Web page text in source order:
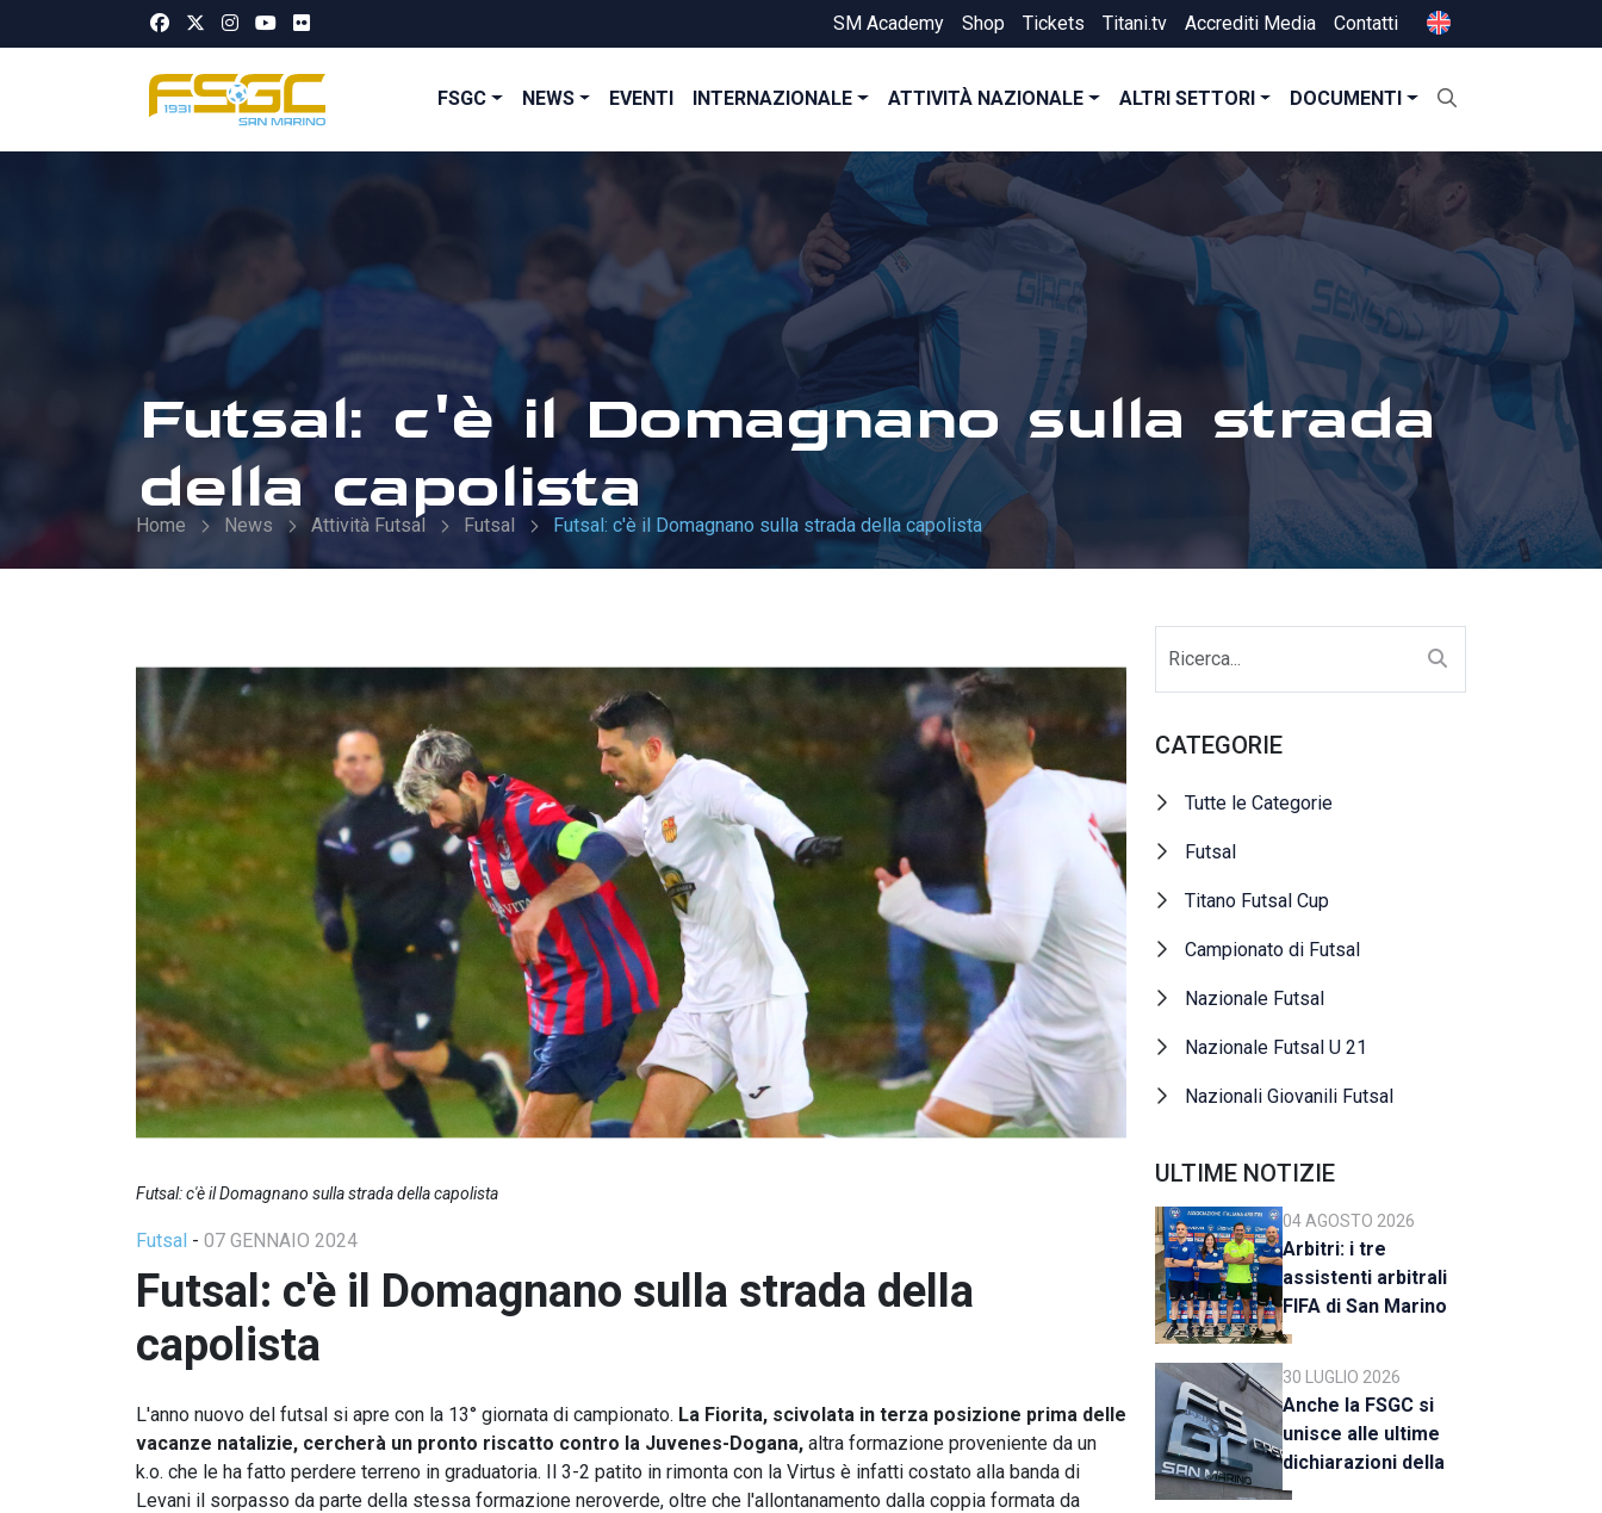
SM Academy Shop Tickets Titani.tv Accrediti Media Contatti
FSGC NEWS EVENTI INTERNAZIONALE ATTIVITÀ NAZIONALE ALTRI SETTORI DOCUMENTI
Futsal: c'è il Domagnano sulla strada
della capolista
Home News Attività Futsal Futsal Futsal: c'è il Domagnano sulla strada della capolista
Futsal: c'è il Domagnano sulla strada della capolista
Futsal - 07 GENNAIO 2024
Futsal: c'è il Domagnano sulla strada della
capolista
L'anno nuovo del futsal si apre con la 13° giornata di campionato. La Fiorita, scivolata in terza posizione prima delle
vacanze natalizie, cercherà un pronto riscatto contro la Juvenes-Dogana, altra formazione proveniente da un
k.o. che le ha fatto perdere terreno in graduatoria. Il 3-2 patito in rimonta con la Virtus è infatti costato alla banda di
Levani il sorpasso da parte della stessa formazione neroverde, oltre che l'allontanamento dalla coppia formata da
CATEGORIE
Tutte le Categorie
Futsal
Titano Futsal Cup
Campionato di Futsal
Nazionale Futsal
Nazionale Futsal U 21
Nazionali Giovanili Futsal
ULTIME NOTIZIE
04 AGOSTO 2026
Arbitri: i tre
assistenti arbitrali
FIFA di San Marino
al raduno della CAN
C
30 LUGLIO 2026
Anche la FSGC si
unisce alle ultime
dichiarazioni della
UEFA